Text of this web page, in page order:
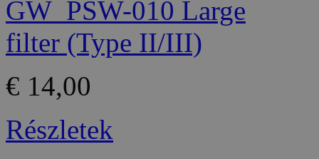
€ 14,00
Részletek